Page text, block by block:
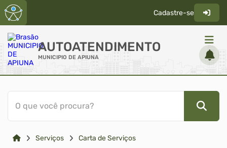
Cadastre-se
AUTOATENDIMENTO
MUNICIPIO DE APIUNA
ACESSO RÁPIDO
Acessibilidade
Transparência
O que você procura?
Serviços Carta de Serviços